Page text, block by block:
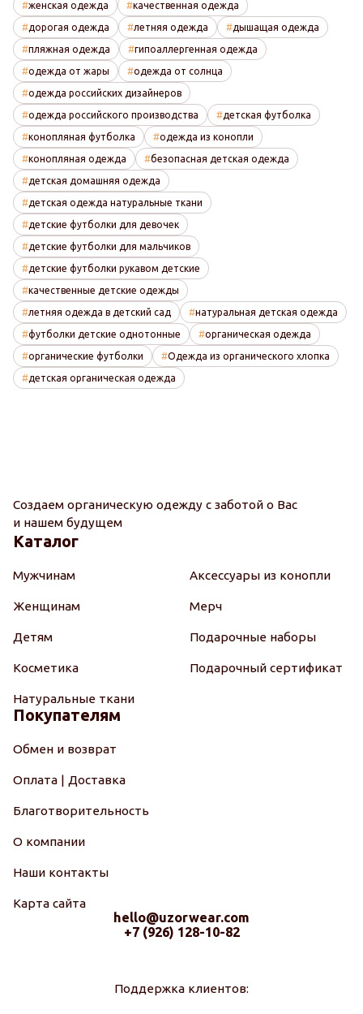
женская одежда качественная одежда
дорогая одежда летняя одежда дышащая одежда
пляжная одежда гипоаллергенная одежда
одежда от жары одежда от солнца
одежда российских дизайнеров
одежда российского производства детская футболка
конопляная футболка одежда из конопли
конопляная одежда безопасная детская одежда
детская домашняя одежда
детская одежда натуральные ткани
детские футболки для девочек
детские футболки для мальчиков
детские футболки рукавом детские
качественные детские одежды
летняя одежда в детский сад натуральная детская одежда
футболки детские однотонные органическая одежда
органические футболки Одежда из органического хлопка
детская органическая одежда
Создаем органическую одежду с заботой о Вас
и нашем будущем
Каталог
Мужчинам
Женщинам
Детям
Косметика
Натуральные ткани
Аксессуары из конопли
Мерч
Подарочные наборы
Подарочный сертификат
Покупателям
Обмен и возврат
Оплата | Доставка
Благотворительность
О компании
Наши контакты
Карта сайта
hello@uzorwear.com
+7 (926) 128-10-82
Поддержка клиентов: